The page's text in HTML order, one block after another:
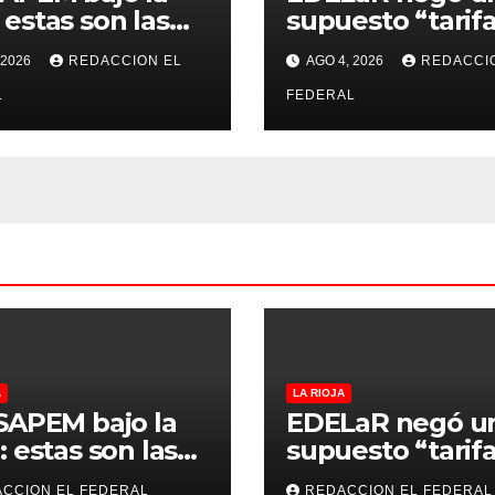
son las
que
vender a
privados
REDACCION EL
supuesto
culpó a Nación
defendió los
mecanismos de
medición: “la
AGO 4, 2026
FEDERAL
bajo la
estas son las
que
EL FEDERAL
LA RIOJA
EDELaR negó
supuesto
culpó a Nación y
REDACCION EL FEDERAL